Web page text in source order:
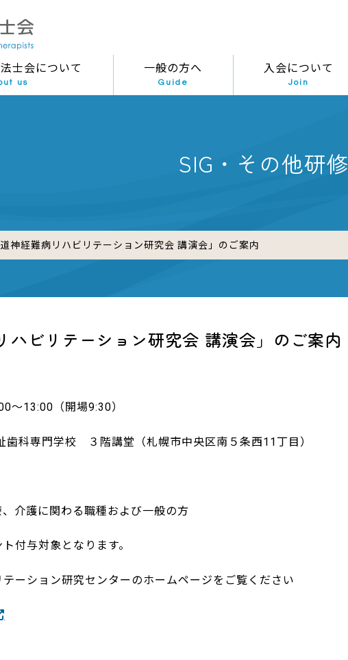
士会について
us
一般の方へ
Guide
入会について
Join
SIG・その他研修
神経難病リハビリテーション研究会 講演会」のご案内
ハビリテーション研究会 講演会」のご案内
～13:00（開場9:30）
科専門学校 ３階講堂（札幌市中央区南５条西11丁目）
介護に関わる職種および一般の方
付与対象となります。
ーション研究センターのホームページをご覧ください